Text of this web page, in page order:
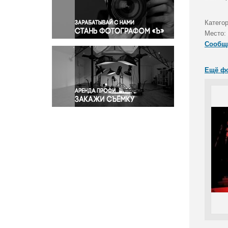
Правосудие
Происшествия и конфликты
Религия
Светская жизнь
Спорт
Экология
Экономика и бизнес
Место:
Ещё